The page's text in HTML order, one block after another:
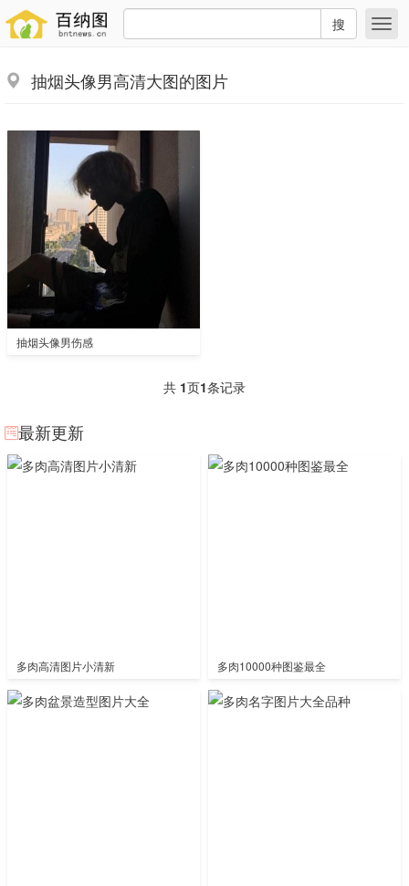
搜
抽烟头像男高清大图的图片
抽烟头像男伤感
共 1页1条记录
最新更新
多肉高清图片小清新 多肉10000种图鉴最全